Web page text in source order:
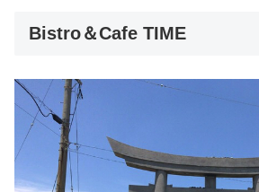
Bistro＆Cafe TIME